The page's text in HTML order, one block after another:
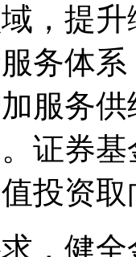
，提
务体
服务
证券
投资
健全